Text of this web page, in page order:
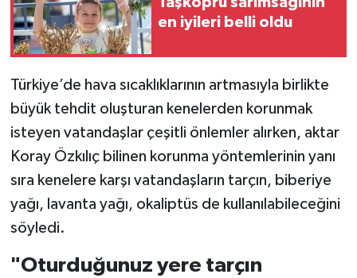
en iyileri belli oldu
Türkiye’de hava sıcaklıklarının artmasıyla birlikte
büyük tehdit oluşturan kenelerden korunmak
isteyen vatandaşlar çeşitli önlemler alırken, aktar
Koray Özkılıç bilinen korunma yöntemlerinin yanı
sıra kenelere karşı vatandaşların tarçın, biberiye
yağı, lavanta yağı, okaliptüs de kullanılabileceğini
söyledi.
"Oturduğunuz yere tarçın